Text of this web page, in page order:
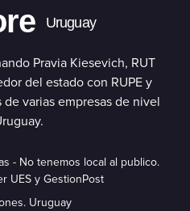
Uruguay
Pravia Kiesevich, RUT
del estado con RUPE y
varias empresas de nivel
- No tenemos local al publico.
UES y GestionPost
Uruguay